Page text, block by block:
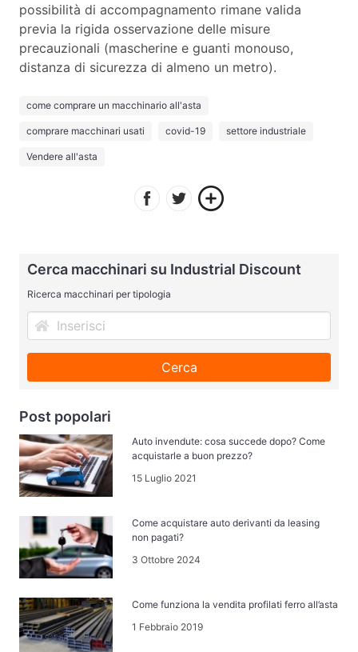
possibilità di accompagnamento rimane valida
previa la rigida osservazione delle misure
precauzionali (mascherine e guanti monouso,
distanza di sicurezza di almeno un metro).
come comprare un macchinario all'asta
comprare macchinari usati covid-19 settore industriale
Vendere all'asta
Cerca macchinari su Industrial Discount
Ricerca macchinari per tipologia
Cerca
Post popolari
Auto invendute: cosa succede dopo? Come
acquistarle a buon prezzo?
15 Luglio 2021
Come acquistare auto derivanti da leasing
non pagati?
3 Ottobre 2024
Come funziona la vendita profilati ferro all’asta
1 Febbraio 2019